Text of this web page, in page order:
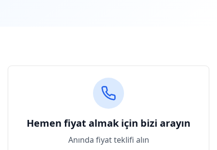
Hemen fiyat almak için bizi arayın
Anında fiyat teklifi alın